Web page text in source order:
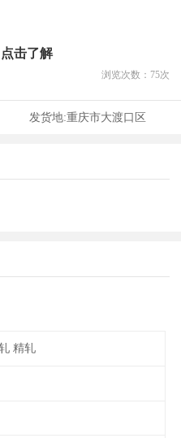
击了解
浏览次数： 75次
发货地:重庆市大渡口区
精轧